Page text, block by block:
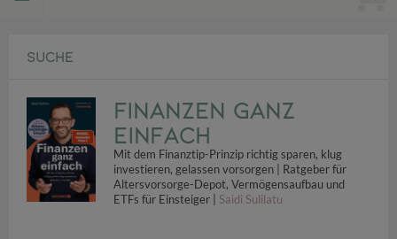
SUCHE
Finanzen ganz
einfach
Mit dem Finanztip-Prinzip richtig sparen, klug
investieren, gelassen vorsorgen | Ratgeber für
Altersvorsorge-Depot, Vermögensaufbau und
ETFs für Einsteiger | Saidi Sulilatu